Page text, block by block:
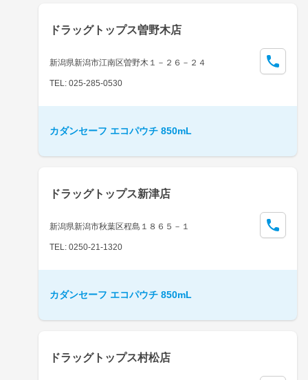
ドラッグトップス曽野木店
新潟県新潟市江南区曽野木１－２６－２４
TEL: 025-285-0530
カダンセーフ エコパウチ 850mL
ドラッグトップス新津店
新潟県新潟市秋葉区程島１８６５－１
TEL: 0250-21-1320
カダンセーフ エコパウチ 850mL
ドラッグトップス村松店